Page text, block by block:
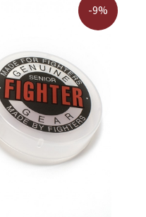
-9%